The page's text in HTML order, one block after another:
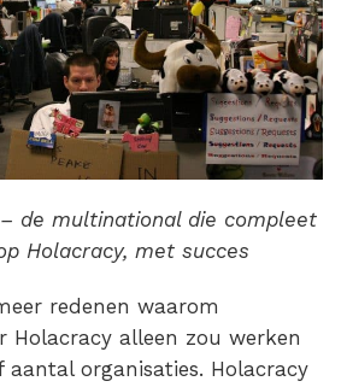
de multinational die compleet
Holacracy, met succes
redenen waarom
Holacracy alleen zou werken
aantal organisaties. Holacracy